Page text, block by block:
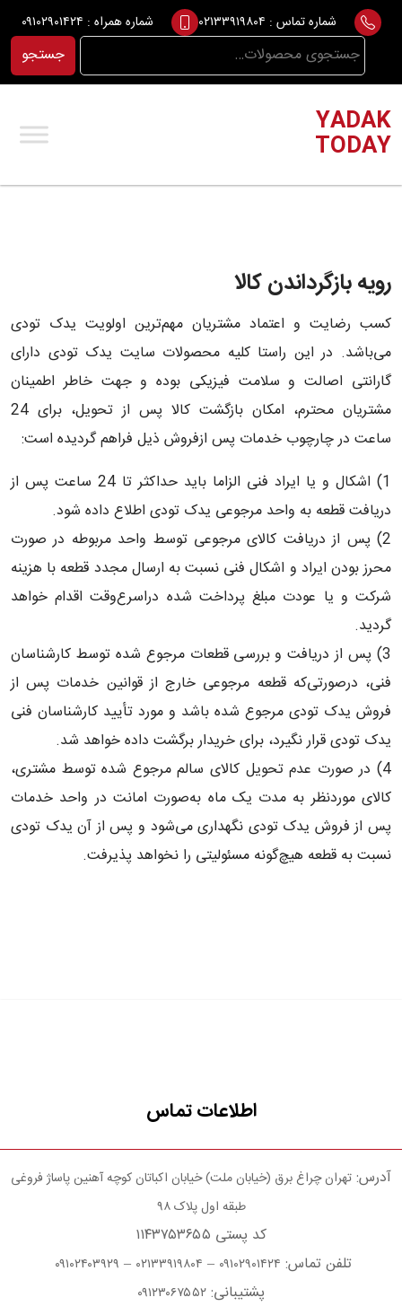
Skip
content
شماره تماس : ۰۲۱۳۳۹۱۹۸۰۴ شماره همراه : ۰۹۱۰۲۹۰۱۴۲۴
جستجو
برای:
جستجو
YADAK
TODAY
رویه بازگرداندن کالا
کسب رضایت و اعتماد مشتریان مهم‌ترین اولویت‏‌ یدک تودی
می‌باشد. در این راستا کلیه محصولات سایت یدک تودی دارای
گارانتی اصالت و سلامت فیزیکی بوده و جهت خاطر اطمینان
مشتریان محترم، امکان بازگشت کالا پس از تحویل، برای 24
ساعت در چارچوب خدمات پس ازفروش ذیل فراهم گردیده است:
1) اشکال و یا ایراد فنی الزاما باید حداکثر تا 24 ساعت پس از
دریافت قطعه به واحد مرجوعی یدک تودی اطلاع داده شود.
2) پس از دریافت کالای مرجوعی توسط واحد مربوطه در صورت
محرز بودن ایراد و اشکال فنی نسبت به ارسال مجدد قطعه با هزینه
شرکت و یا عودت مبلغ پرداخت شده دراسرع‌وقت اقدام خواهد
گردید.
3) پس از دریافت و بررسی قطعات مرجوع شده توسط کارشناسان
فنی، درصورتی‌که قطعه مرجوعی خارج از قوانین خدمات پس از
فروش یدک تودی مرجوع شده باشد و مورد تأیید کارشناسان فنی
یدک تودی قرار نگیرد، برای خریدار برگشت داده خواهد شد.
4) در صورت عدم تحویل کالای سالم مرجوع شده توسط مشتری،
کالای موردنظر به مدت یک ماه به‌صورت امانت در واحد خدمات
پس از فروش یدک تودی نگهداری می‌شود و پس از آن یدک تودی
نسبت به قطعه هیچ‌گونه مسئولیتی را نخواهد پذیرفت.
اطلاعات تماس
آدرس: تهران چراغ برق (خیابان ملت) خیابان اکباتان کوچه آهنین پاساژ فروغی
طبقه اول پلاک ۹۸
کد پستی ۱۱۴۳۷۵۳۶۵۵
تلفن تماس: ۰۹۱۰۲۹۰۱۴۲۴ – ۰۲۱۳۳۹۱۹۸۰۴ – ۰۹۱۰۲۴۰۳۹۲۹
پشتیبانی: ۰۹۱۲۳۰۶۷۵۵۲